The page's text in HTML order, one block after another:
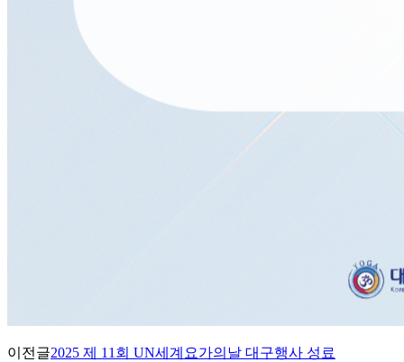
이전글2025 제 11회 UN세계요가의날 대구행사 성료